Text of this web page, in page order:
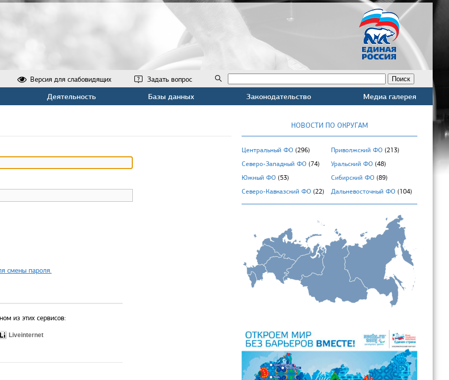
Задать вопрос
Версия для слабовидящих
Деятельность Базы данных Законодательство Медиа галерея
смены пароля.
из этих сервисов:
Liveinternet
НОВОСТИ ПО ОКРУГАМ
Центральный ФО (296) Приволжский ФО (213)
Северо-Западный ФО (74) Уральский ФО (48)
Южный ФО (53) Сибирский ФО (89)
Северо-Кавказский ФО (22) Дальневосточный ФО (104)